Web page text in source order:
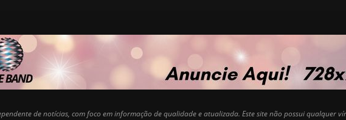
de notícias, com foco em informação de qualidade e atualizada. Este site não possui qualquer